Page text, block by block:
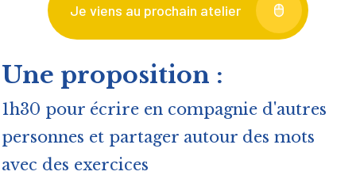
Je viens au prochain atelier
Une proposition :
1h30 pour écrire en compagnie d'autres
personnes et partager autour des mots
avec des exercices